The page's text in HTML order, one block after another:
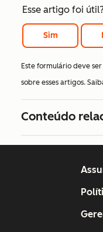
Esse artigo foi
Sim
Este formulário deve
sobre esses artigos.
Conteúdo